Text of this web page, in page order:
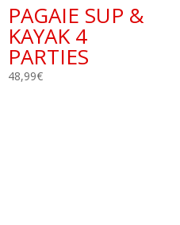
PAGAIE SUP &
KAYAK 4
PARTIES
48,99€